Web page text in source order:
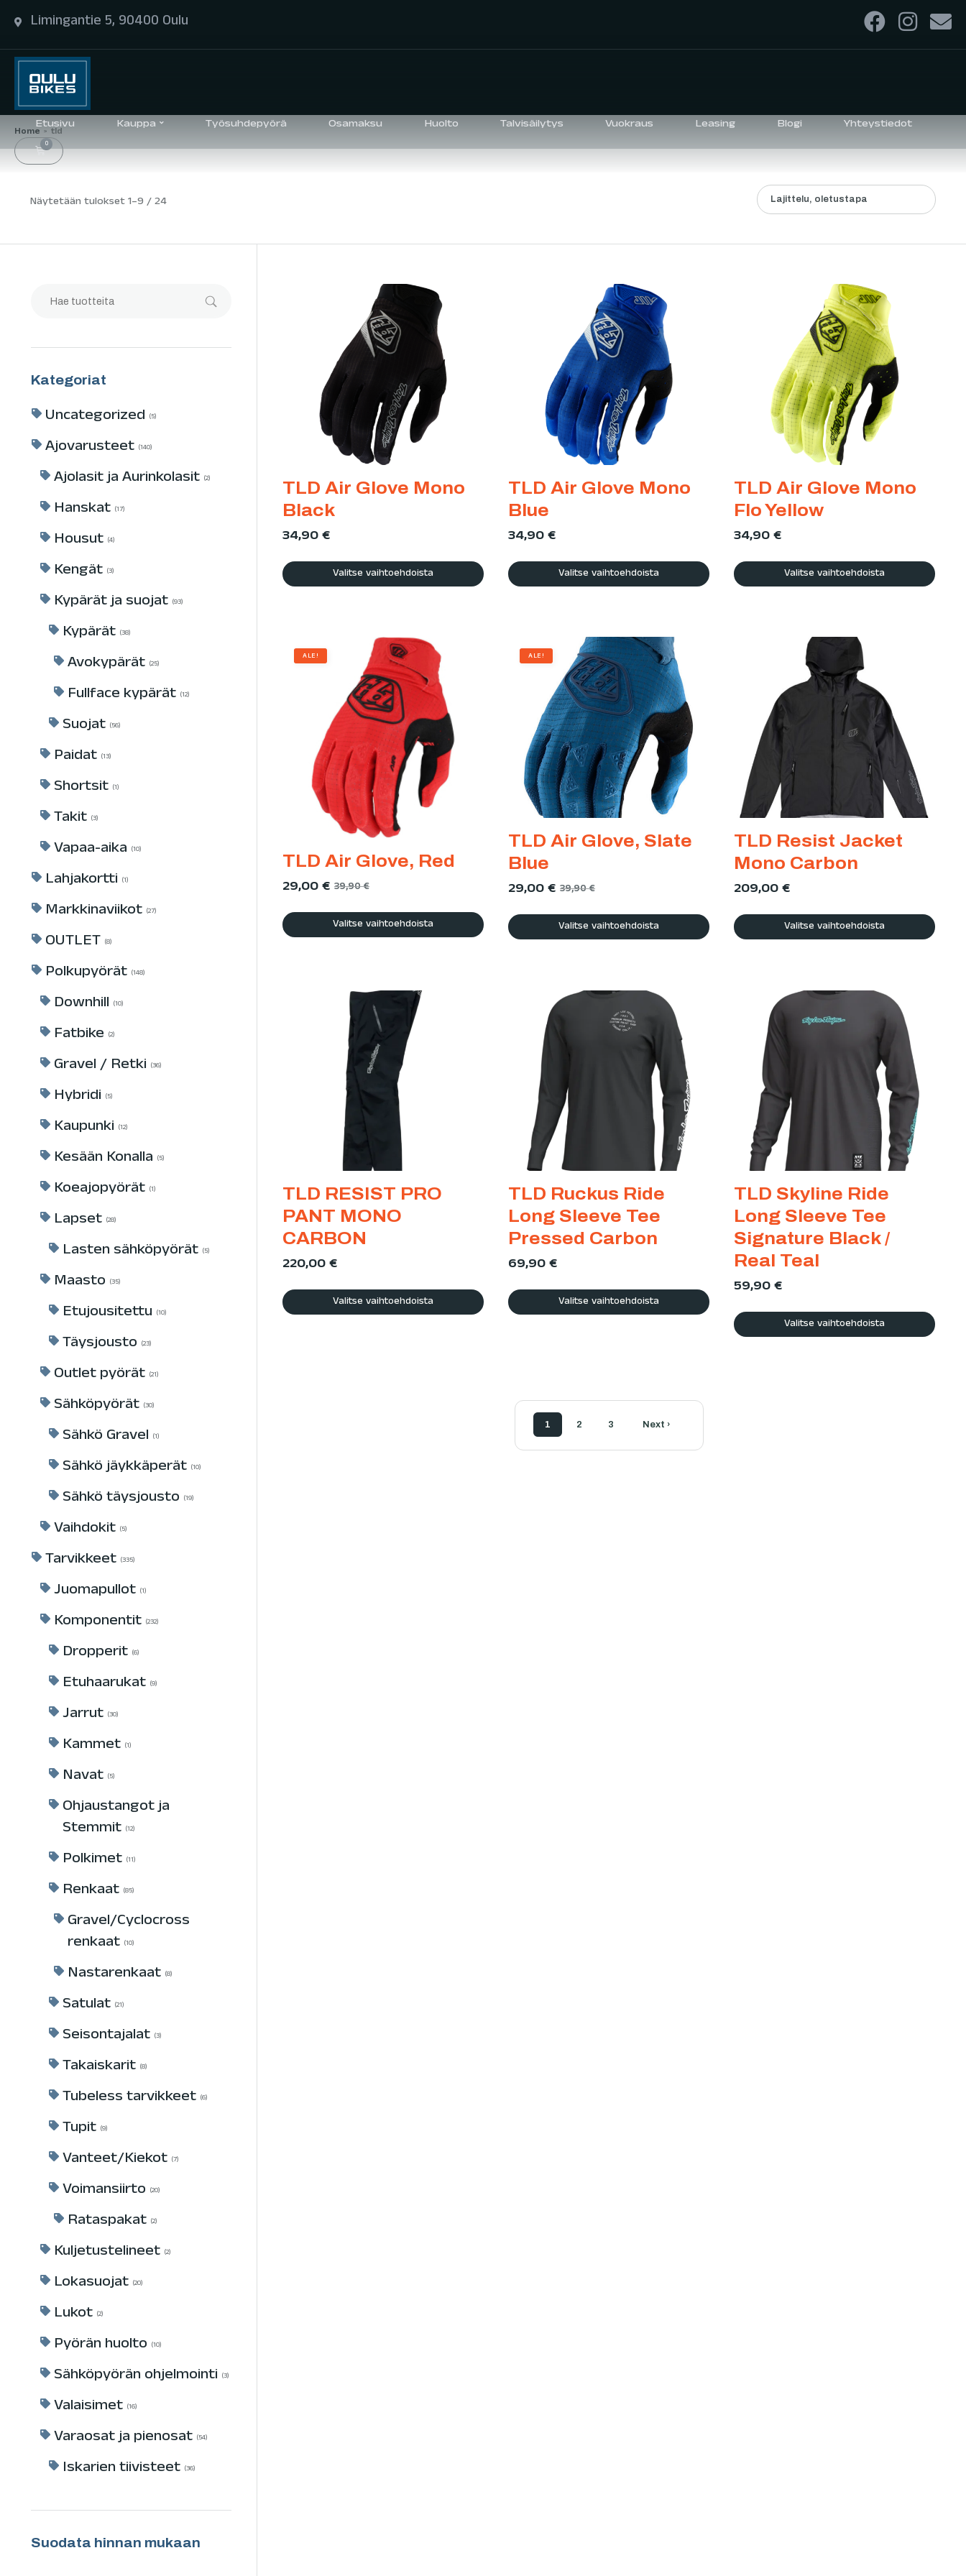
Limingantie 5, 90400 Oulu
Etusivu Kauppa Työsuhdepyörä Osamaksu Huolto Talvisäilytys Vuokraus Leasing Blogi Yhteystiedot
0
Home > tld
Näytetään tulokset 1–9 / 24
TLD Air Glove Mono
Black
34,90€
Valitse vaihtoehdoista
TLD Air Glove Mono
Blue
34,90€
Valitse vaihtoehdoista
TLD Air Glove Mono
Flo Yellow
34,90€
Valitse vaihtoehdoista
ALE!
TLD Air Glove, Red
29,00€ 39,90€
Valitse vaihtoehdoista
ALE!
TLD Air Glove, Slate
Blue
29,00€ 39,90€
Valitse vaihtoehdoista
TLD Resist Jacket
Mono Carbon
209,00€
Valitse vaihtoehdoista
TLD RESIST PRO
PANT MONO
CARBON
220,00€
Valitse vaihtoehdoista
TLD Ruckus Ride
Long Sleeve Tee
Pressed Carbon
69,90€
Valitse vaihtoehdoista
TLD Skyline Ride
Long Sleeve Tee
Signature Black /
Real Teal
59,90€
Valitse vaihtoehdoista
1 2 3 Next ›
Kategoriat
Uncategorized 5
Ajovarusteet 140
Ajolasit ja Aurinkolasit 2
Hanskat 17
Housut 4
Kengät 3
Kypärät ja suojat 93
Kypärät 38
Avokypärät 25
Fullface kypärät 12
Suojat 56
Paidat 13
Shortsit 1
Takit 3
Vapaa-aika 10
Lahjakortti 1
Markkinaviikot 27
OUTLET 8
Polkupyörät 148
Downhill 10
Fatbike 2
Gravel / Retki 36
Hybridi 5
Kaupunki 12
Kesään Konalla 5
Koeajopyörät 1
Lapset 28
Lasten sähköpyörät 5
Maasto 35
Etujousitettu 10
Täysjousto 23
Outlet pyörät 21
Sähköpyörät 30
Sähkö Gravel 1
Sähkö jäykkäperät 10
Sähkö täysjousto 19
Vaihdokit 5
Tarvikkeet 335
Juomapullot 1
Komponentit 232
Dropperit 6
Etuhaarukat 9
Jarrut 30
Kammet 1
Navat 5
Ohjaustangot ja
Stemmit
12
Polkimet 11
Renkaat 85
Gravel/Cyclocross
renkaat
10
Nastarenkaat 8
Satulat 21
Seisontajalat 3
Takaiskarit 8
Tubeless tarvikkeet 6
Tupit 9
Vanteet/Kiekot 7
Voimansiirto 20
Rataspakat 2
Kuljetustelineet 2
Lokasuojat 20
Lukot 2
Pyörän huolto 10
Sähköpyörän ohjelmointi 3
Valaisimet 16
Varaosat ja pienosat 54
Iskarien tiivisteet 36
Suodata hinnan mukaan